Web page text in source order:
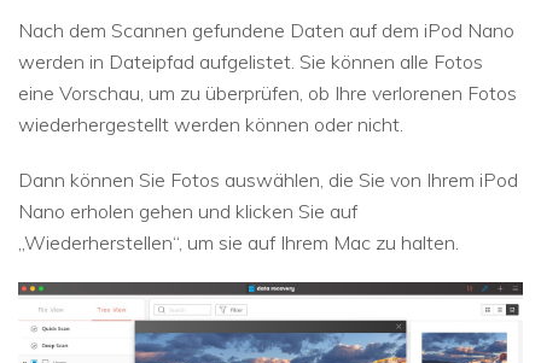
Nach dem Scannen gefundene Daten auf dem iPod Nano
werden in Dateipfad aufgelistet. Sie können alle Fotos
eine Vorschau, um zu überprüfen, ob Ihre verlorenen Fotos
wiederhergestellt werden können oder nicht.
Dann können Sie Fotos auswählen, die Sie von Ihrem iPod
Nano erholen gehen und klicken Sie auf
„Wiederherstellen“, um sie auf Ihrem Mac zu halten.